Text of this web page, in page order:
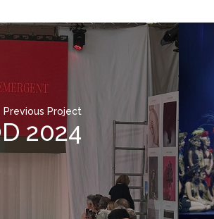
Previous Project
2024